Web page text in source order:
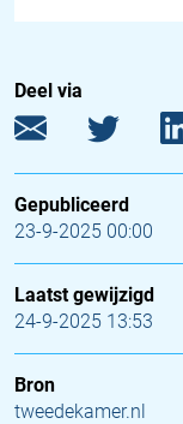
Deel via
Gepubliceerd
23-9-2025 00:00
Laatst gewijzigd
24-9-2025 13:53
Bron
tweedekamer.nl